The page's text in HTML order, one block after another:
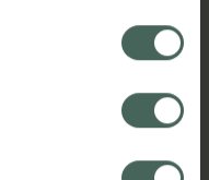
påverkar inte
innan återkallelsen.